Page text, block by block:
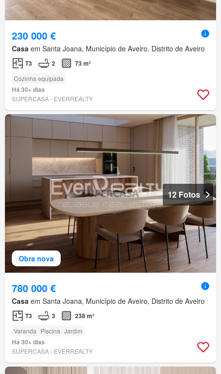
230 000 €
Casa em Santa Joana, Município de Aveiro, Distrito de Aveiro
T3 2 73 m²
Cozinha equipada
Há 30+ dias
SUPERCASA - EVERREALTY
Obra nova
12 Fotos
780 000 €
Casa em Santa Joana, Município de Aveiro, Distrito de Aveiro
T3 3 238 m²
Varanda Piscina Jardim
Há 30+ dias
SUPERCASA - EVERREALTY